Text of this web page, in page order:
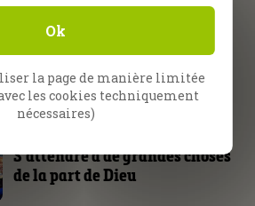
L’urgence de l’évangélisation
S’attendre à de grandes choses
de la part de Dieu
Ok
la page de manière limitée
les cookies techniquement
nécessaires)